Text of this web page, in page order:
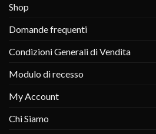
Shop
Domande frequenti
Condizioni Generali di Vendita
Modulo di recesso
My Account
Chi Siamo